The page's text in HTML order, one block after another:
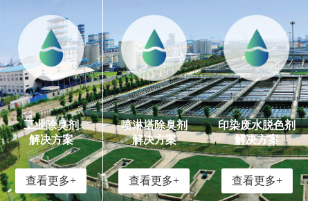
工业除臭剂
解决方案
查看更多+
喷淋塔除臭剂
解决方案
查看更多+
印染废水脱色剂
解决方案
查看更多+